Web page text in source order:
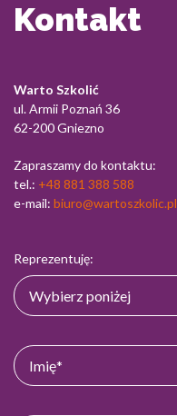
Kontakt
Warto Szkolić
ul. Armii Poznań 36
62-200 Gniezno
Zapraszamy do kontaktu:
tel.: +48 881 388 588
e-mail: biuro@wartoszkolic.pl
Reprezentuję: